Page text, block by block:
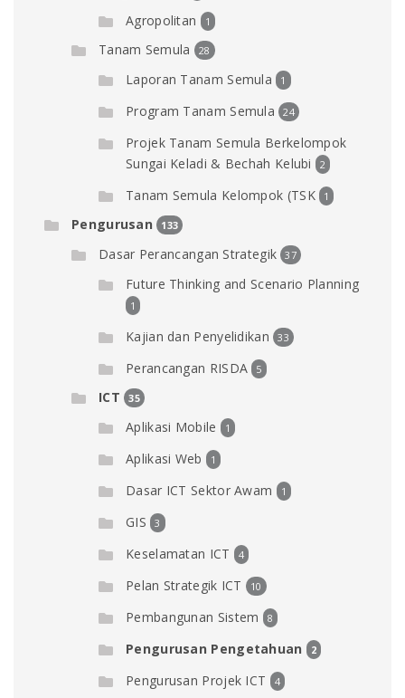
Agropolitan 1
Tanam Semula 28
Laporan Tanam Semula 1
Program Tanam Semula 24
Projek Tanam Semula Berkelompok
Sungai Keladi & Bechah Kelubi
2
Tanam Semula Kelompok (TSK 1
Pengurusan 133
Dasar Perancangan Strategik 37
Future Thinking and Scenario Planning
1
Kajian dan Penyelidikan 33
Perancangan RISDA 5
ICT 35
Aplikasi Mobile 1
Aplikasi Web 1
Dasar ICT Sektor Awam 1
GIS 3
Keselamatan ICT 4
Pelan Strategik ICT 10
Pembangunan Sistem 8
Pengurusan Pengetahuan 2
Pengurusan Projek ICT 4